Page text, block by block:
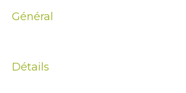
Général
Détails